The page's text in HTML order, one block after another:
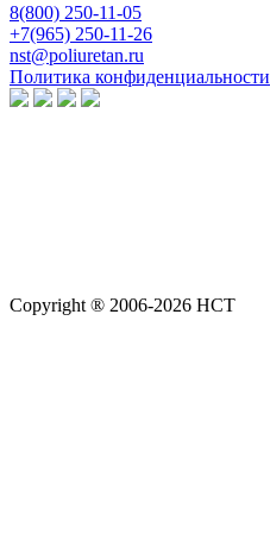
8(800) 250-11-05
+7(965) 250-11-26
nst@poliuretan.ru
Политика конфиденциальности
Copyright ® 2006-2026 НСТ